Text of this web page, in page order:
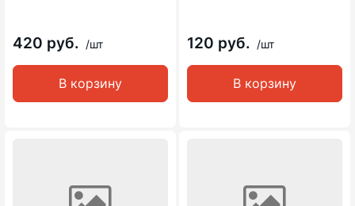
420 руб. /шт
В корзину
120 руб. /шт
В корзину